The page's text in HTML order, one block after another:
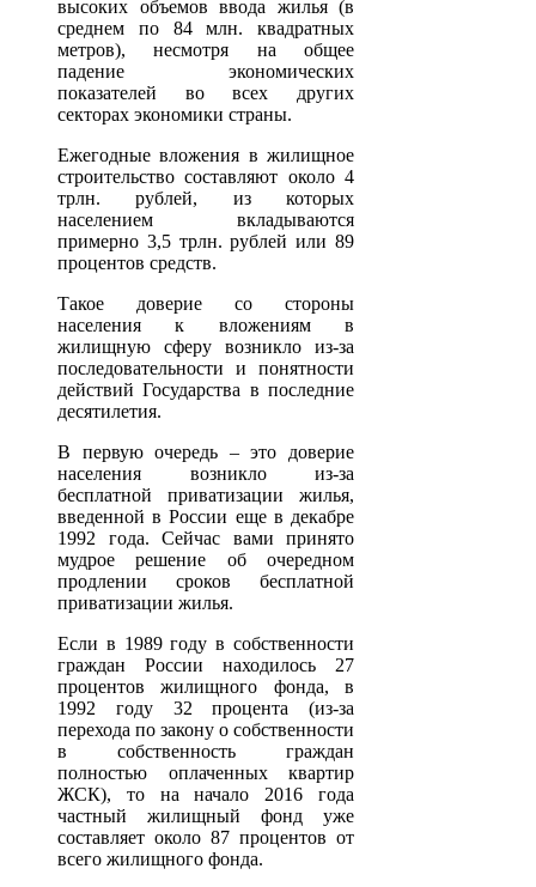
высоких объемов ввода жилья (в
среднем по 84 млн. квадратных
метров), несмотря на общее
падение экономических
показателей во всех других
секторах экономики страны.
Ежегодные вложения в жилищное
строительство составляют около 4
трлн. рублей, из которых
населением вкладываются
примерно 3,5 трлн. рублей или 89
процентов средств.
Такое доверие со стороны
населения к вложениям в
жилищную сферу возникло из-за
последовательности и понятности
действий Государства в последние
десятилетия.
В первую очередь – это доверие
населения возникло из-за
бесплатной приватизации жилья,
введенной в России еще в декабре
1992 года. Сейчас вами принято
мудрое решение об очередном
продлении сроков бесплатной
приватизации жилья.
Если в 1989 году в собственности
граждан России находилось 27
процентов жилищного фонда, в
1992 году 32 процента (из-за
перехода по закону о собственности
в собственность граждан
полностью оплаченных квартир
ЖСК), то на начало 2016 года
частный жилищный фонд уже
составляет около 87 процентов от
всего жилищного фонда.